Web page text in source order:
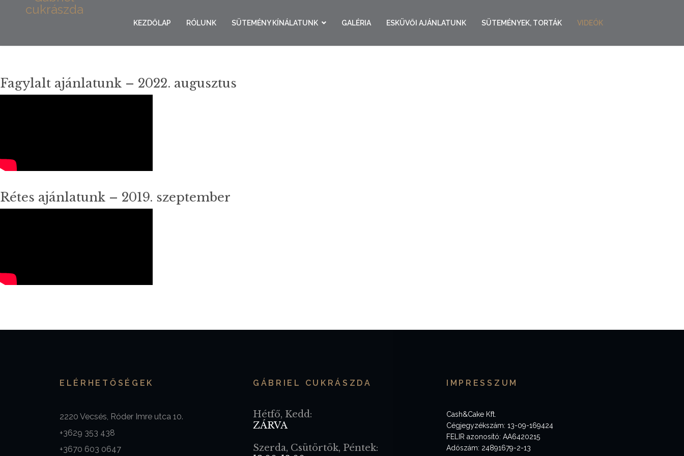
KEZDŐLAP RÓLUNK SÜTEMÉNY KÍNÁLATUNK GALÉRIA ESKÜVŐI AJÁNLATUNK SÜTEMÉNYEK, TORTÁK VIDEÓK
Fagylalt ajánlatunk – 2022. augusztus
Rétes ajánlatunk – 2019. szeptember
ELÉRHETŐSÉGEK
2220 Vecsés, Róder Imre utca 10.
+3629 353 438
+3670 603 0647
GÁBRIEL CUKRÁSZDA
Hétfő, Kedd:
ZÁRVA
Szerda, Csütörtök, Péntek:
IMPRESSZUM
Cash&Cake Kft.
Cégjegyzékszám: 13-09-169424
FELIR azonosító: AA6420215
Adószám: 24891679-2-13